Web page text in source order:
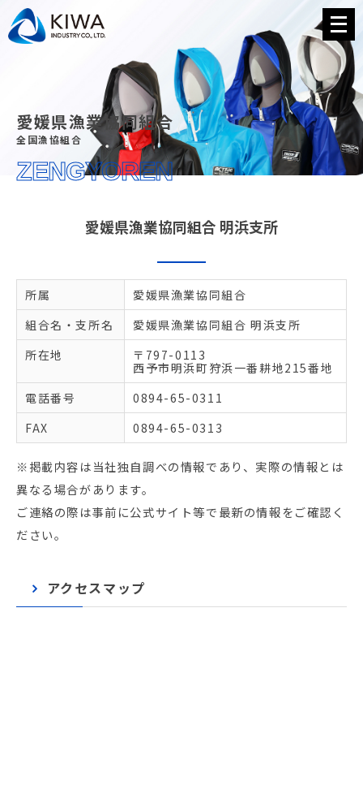
メ
ニ
ュ
ー
を
開
く
愛媛県漁業協同組合
全国漁協組合
ZENGYOREN
愛媛県漁業協同組合 明浜支所
所属
愛媛県漁業協同組合
組合名・支所名
愛媛県漁業協同組合 明浜支所
所在地
〒797-0113
西予市明浜町狩浜一番耕地215番地
電話番号
0894-65-0311
FAX
0894-65-0313
※掲載内容は当社独自調べの情報であり、実際の情報とは
異なる場合があります。
ご連絡の際は事前に公式サイト等で最新の情報をご確認く
ださい。
アクセスマップ